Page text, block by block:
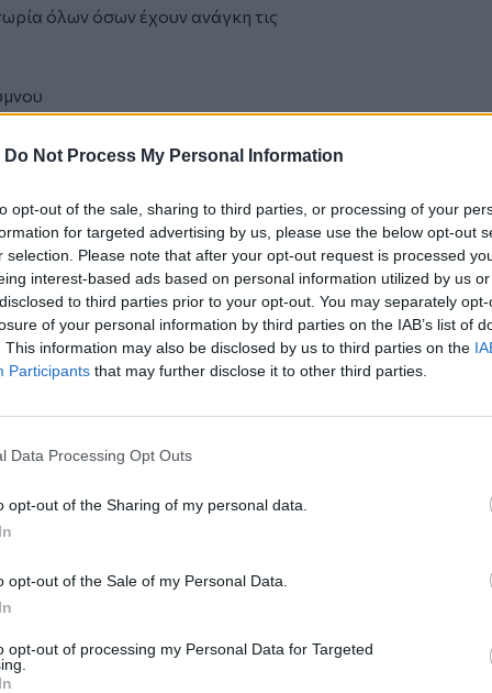
Do Not Process My Personal Information
opt-out of the sale, sharing to third parties, or processing of your
for targeted advertising by us, please use the below opt-out
selection. Please note that after your opt-out request is processed
interest-based ads based on personal information utilized by us
to third parties prior to your opt-out. You may separately
of your personal information by third parties on the IAB’s list of
This information may also be disclosed by us to third parties on the
Participants that may further disclose it to other third parties.
Data Processing Opt Outs
opt-out of the Sharing of my personal data.
opt-out of the Sale of my Personal Data.
opt-out of processing my Personal Data for Targeted
όλων όσων έχουν ανάγκη τις
ΓΡΑΜΜΑΤΕΑΣ
ΓΡΑΜΜΑΤΕΑΣ
ΝΗΜΑΣ
την
δήμο Πλατανιά
Λυκείου Ελληνίδων Ηρακλείου
Google News